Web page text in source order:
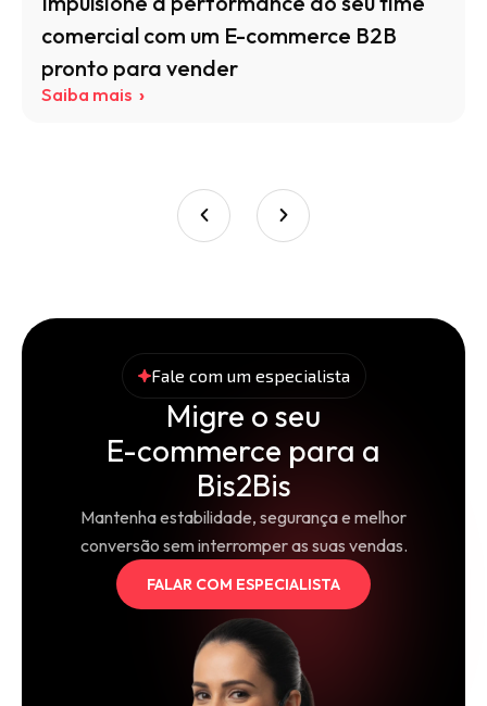
comercial com um E-commerce B2B
pronto para vender
Saiba mais
Fale com um especialista
Migre o seu
E-commerce para a
Bis2Bis
Mantenha estabilidade, segurança e melhor
conversão sem interromper as suas vendas.
FALAR COM ESPECIALISTA